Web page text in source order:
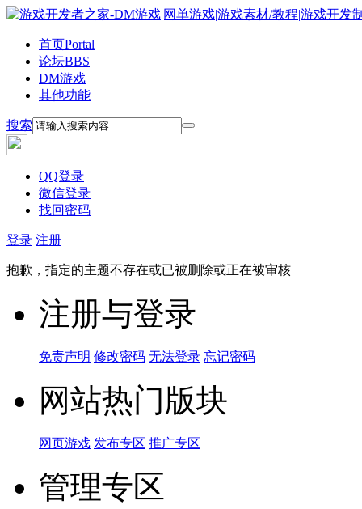
首页Portal
论坛BBS
DM游戏
其他功能
搜索
QQ登录
微信登录
找回密码
登录 注册
抱歉，指定的主题不存在或已被删除或正在被审核
注册与登录
免责声明 修改密码 无法登录 忘记密码
网站热门版块
网页游戏 发布专区 推广专区
管理专区